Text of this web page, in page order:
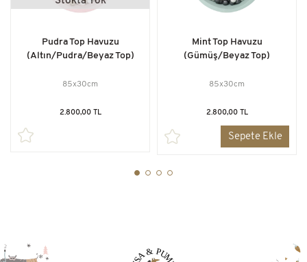
Pudra Top Havuzu
(Altın/Pudra/Beyaz Top)
85x30cm
2.800,00 TL
Mint Top Havuzu
(Gümüş/Beyaz Top)
85x30cm
2.800,00 TL
Sepete Ekle